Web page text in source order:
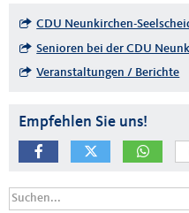
CDU Neunkirchen-
Senioren bei der CDU
Veranstaltungen / Berichte
Empfehlen Sie uns!
Suchformular
Suche